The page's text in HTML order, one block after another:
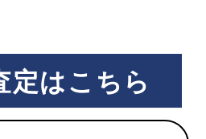
定はこちら